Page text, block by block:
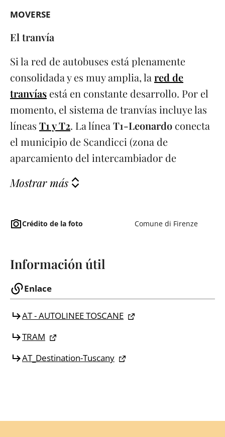
MOVERSE
El tranvía
Si la red de autobuses está plenamente
consolidada y es muy amplia, la red de
tranvías está en constante desarrollo. Por el
momento, el sistema de tranvías incluye las
líneas T1 y T2. La línea T1-Leonardo conecta
el municipio de Scandicci (zona de
aparcamiento del intercambiador de
Mostrar más
Crédito de la foto Comune di Firenze
Información útil
Enlace
AT - AUTOLINEE TOSCANE
TRAM
AT_Destination-Tuscany